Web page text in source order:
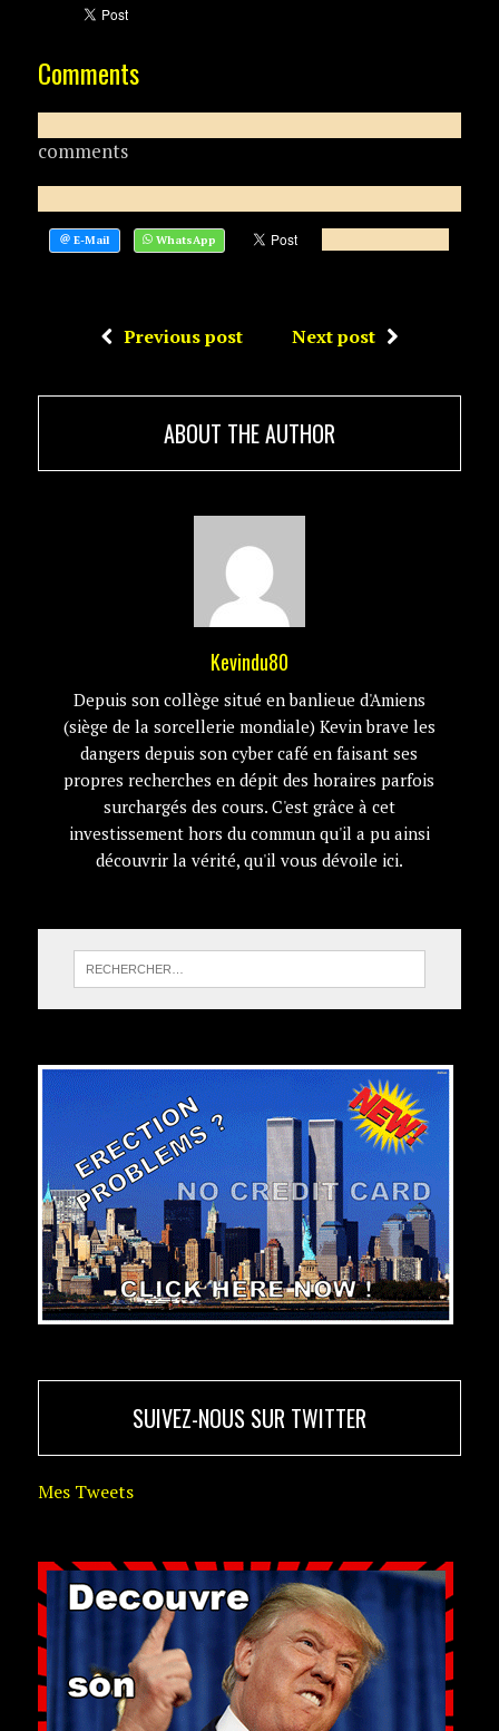
Comments
comments
Previous post Next post
ABOUT THE AUTHOR
Kevindu80
Depuis son collège situé en banlieue d'Amiens
(siège de la sorcellerie mondiale) Kevin brave les
dangers depuis son cyber café en faisant ses
propres recherches en dépit des horaires parfois
surchargés des cours. C'est grâce à cet
investissement hors du commun qu'il a pu ainsi
découvrir la vérité, qu'il vous dévoile ici.
SUIVEZ-NOUS SUR TWITTER
Mes Tweets